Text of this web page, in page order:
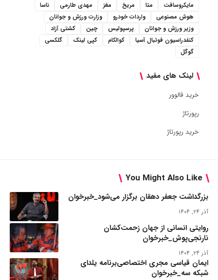
مایکروسافت
متا مریخ مغز مهدی طارمی
ناسا
هوش مصنوعی
واردات خودرو
وزارت ورزش و جوانان
وزیر ورزش و جوانان
پرسپولیس چین
کشتی آزاد
کنفدراسیون فوتبال آسیا
کوالکام کپی لینک
گلکسی
گوگل
لینک های مفید
خرید فالوور
رپورتاژ
خرید رپورتاژ
You Might Also Like
بزرگداشت جعفر دهقان برگزار می‌شود_خبرخوان
آذر ۲۴, ۱۴۰۴
روایتی انسانی از جهان زحمت‌کشان
نارنجی‌پوش_خبرخوان
آذر ۲۴, ۱۴۰۴
ایمان قیاسی مجری اختصاصی‌برنامه یلدای
شبکه سه_خبرخوان